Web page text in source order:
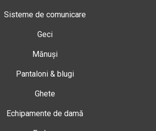
Sisteme de comunicare
Geci
Mănuși
Pantaloni & blugi
Ghete
Echipamente de damă